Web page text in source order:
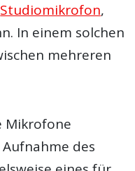
Studiomikrofon,
In einem solchen
mehreren
Mikrofone
des